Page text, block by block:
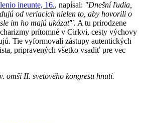
ineunte, 16., napísal: "Dnešní ľudia,
od veriacich nielen to, aby hovorili o
im ho majú ukázať". A tu prirodzene
prítomné v Cirkvi, cesty výchovy
Tie vyformovali zástupy autentických
pripravených všetko vsadiť pre vec
omši II. svetového kongresu hnutí.